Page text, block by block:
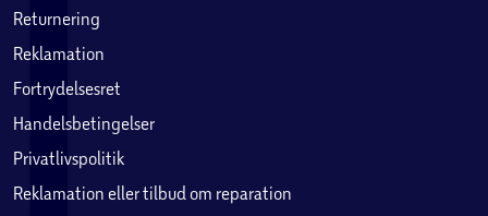
Returnering
Reklamation
Fortrydelsesret
Handelsbetingelser
Privatlivspolitik
Reklamation eller tilbud om reparation